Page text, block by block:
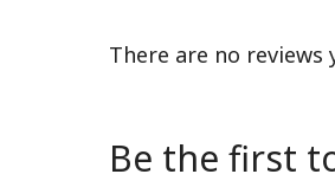
There are no reviews
Be the first